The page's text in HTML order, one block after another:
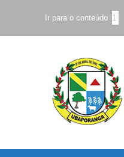
Ir para o conteúdo 1